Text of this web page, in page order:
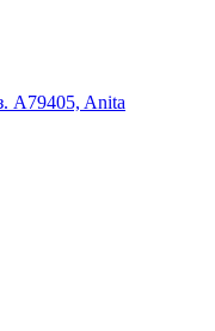
A79405, Anita